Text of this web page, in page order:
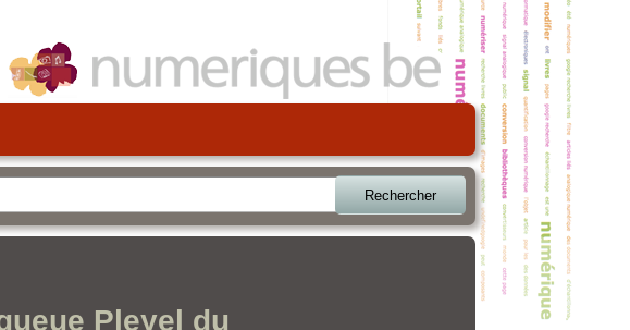
Rechercher
Pleyel du